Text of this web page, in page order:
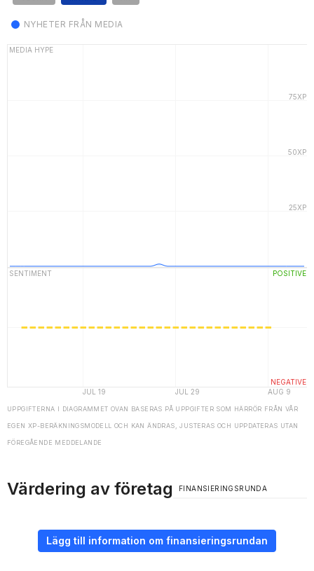
NYHETER FRÅN MEDIA
UPPGIFTERNA I DIAGRAMMET OVAN BASERAS PÅ UPPGIFTER SOM HÄRRÖR FRÅN VÅR
EGEN XP-BERÄKNINGSMODELL OCH KAN ÄNDRAS, JUSTERAS OCH UPPDATERAS UTAN
FÖREGÅENDE MEDDELANDE
Värdering av företag FINANSIERINGSRUNDA
Lägg till information om finansieringsrundan